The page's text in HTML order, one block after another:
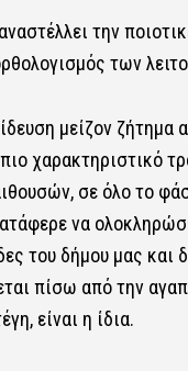
την
των
μείζον
χαρακτηριστικό
σε όλο το
να
του δήμου μας
πίσω από την
είναι η ίδια.